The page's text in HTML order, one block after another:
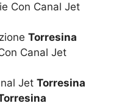
Con Canal Jet
Torresina
Canal Jet
Jet Torresina